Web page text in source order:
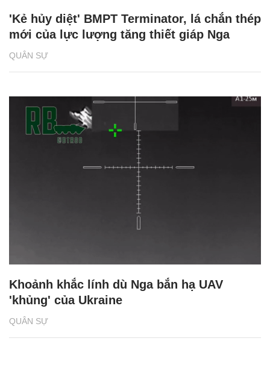
QUÂN SỰ
'Kẻ hủy diệt' BMPT Terminator, lá chắn thép
mới của lực lượng tăng thiết giáp Nga
QUÂN SỰ
Khoảnh khắc lính dù Nga bắn hạ UAV
'khủng' của Ukraine